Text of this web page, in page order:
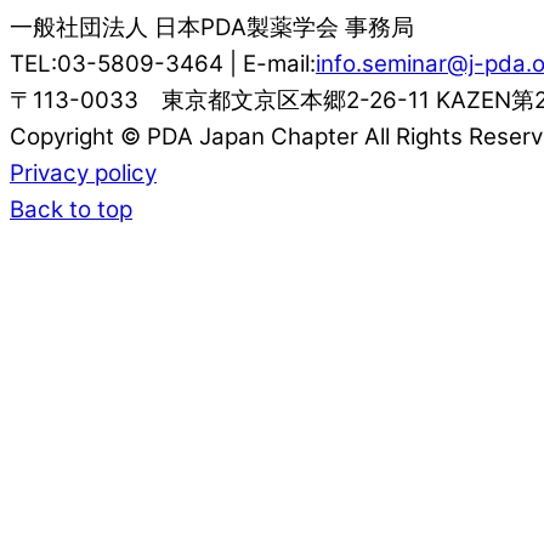
一般社団法人 日本PDA製薬学会 事務局
TEL:03-5809-3464 | E-mail:info.seminar@j-
〒113-0033 東京都文京区本郷2-26-11 KAZEN第
Copyright © PDA Japan Chapter All Rights
Privacy policy
Back to top